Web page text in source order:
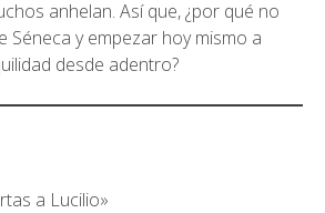
anhelan. Así que, ¿por qué no
Séneca y empezar hoy mismo a
desde adentro?
a Lucilio»